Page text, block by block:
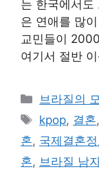
는 한국에서도
은 연애를 많
교민들이
여기서 절반
카
테
고
리
브라질의
태
그
kpop, 결혼,
혼, 국제결혼정
혼, 브라질 남